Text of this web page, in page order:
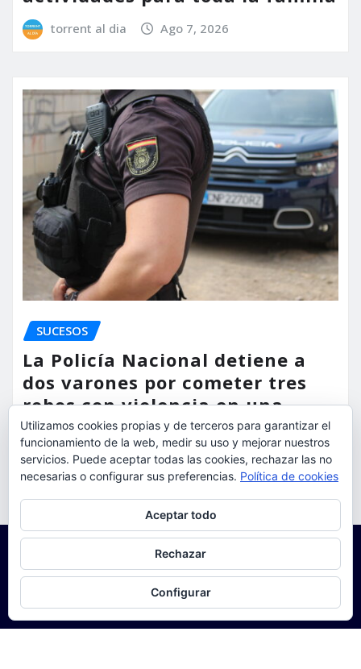
torrent al dia Ago 7, 2026
SUCESOS
La Policía Nacional detiene a
dos varones por cometer tres
robos con violencia en una
misma mañana
torrent al dia Ago 7, 2026
Utilizamos cookies propias y de terceros para garantizar el
funcionamiento de la web, medir su uso y mejorar nuestros
servicios. Puede aceptar todas las cookies, rechazar las no
necesarias o configurar sus preferencias. Política de cookies
Aceptar todo
Rechazar
Configurar
Para obtener más información, incluido cómo gestionar las cookies,